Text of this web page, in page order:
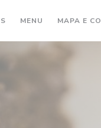
((ABRE NUMA NOVA
MENU ((ABRE NUMA
MAPA E